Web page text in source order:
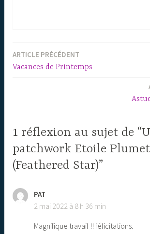
Navigation
ARTICLE PRÉCÉDENT
Vacances de Printemps
1 réflexion au sujet de
patchwork Etoile
(Feathered Star)”
PAT
2 mai 2022 à 8 h 36 min
Magnifique travail !! félicitations.